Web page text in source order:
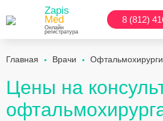
Zapis
Med
Онлайн
регистратура
8 (812)
Главная Врачи Офтальмохирурги
Цены на